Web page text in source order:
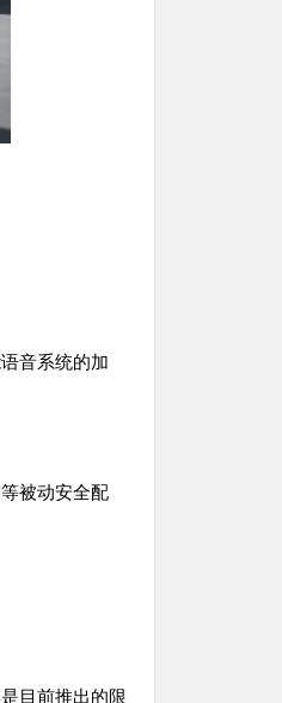
音系统的加
被动安全配
目前推出的限